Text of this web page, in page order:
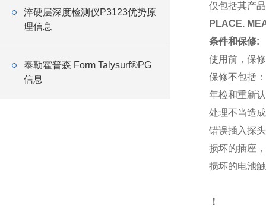
淬硬层深度检测仪P3123优势原
理信息
泰勒霍普森 Form Talysurf®PG
信息
仅包括其产
PLACE.
条件和保修:
使用前，保
保修不包括：
年检和重新
处理不当造
错误插入探
损坏的插座，
损坏的电池
！